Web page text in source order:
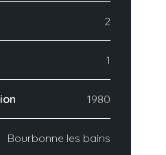
2
1
1980
Bourbonne les bains